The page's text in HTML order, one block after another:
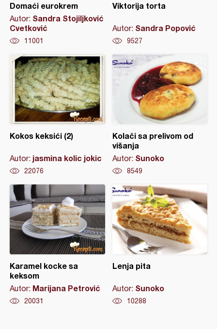
Domaći eurokrem
Autor: Sandra Stojiljković
Cvetković
11001
Viktorija torta
Autor: Sandra Popović
9527
Kokos keksići (2)
Autor: jasmina kolic jokic
22076
Kolači sa prelivom od
višanja
Autor: Sunoko
8549
Karamel kocke sa
keksom
Autor: Marijana Petrović
20031
Lenja pita
Autor: Sunoko
10288